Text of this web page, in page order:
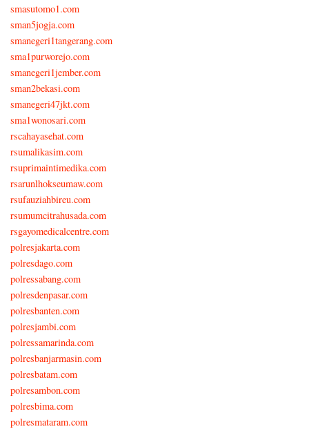
smasutomo1.com
sman5jogja.com
smanegeri1tangerang.com
sma1purworejo.com
smanegeri1jember.com
sman2bekasi.com
smanegeri47jkt.com
sma1wonosari.com
rscahayasehat.com
rsumalikasim.com
rsuprimaintimedika.com
rsarunlhokseumaw.com
rsufauziahbireu.com
rsumumcitrahusada.com
rsgayomedicalcentre.com
polresjakarta.com
polresdago.com
polressabang.com
polresdenpasar.com
polresbanten.com
polresjambi.com
polressamarinda.com
polresbanjarmasin.com
polresbatam.com
polresambon.com
polresbima.com
polresmataram.com